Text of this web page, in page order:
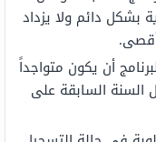
بشكل دائم ولا يزداد
أن يكون متواجداً
السنة السابقة على